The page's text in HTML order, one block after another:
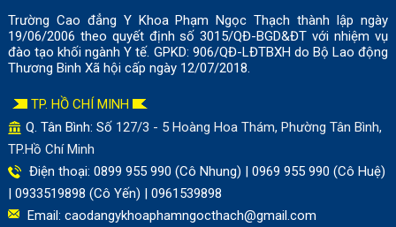
Trường Cao đẳng Y Khoa Phạm Ngọc Thạch thành lập ngày
19/06/2006 theo quyết định số 3015/QĐ-BGD&ĐT với nhiệm vụ
đào tạo khối ngành Y tế. GPKD: 906/QĐ-LĐTBXH do Bộ Lao động
Thương Binh Xã hội cấp ngày 12/07/2018.
TP. HỒ CHÍ MINH
Q. Tân Bình: Số 127/3 - 5 Hoàng Hoa Thám, Phường Tân Bình,
TP.Hồ Chí Minh
Điện thoại: 0899 955 990 (Cô Nhung) | 0969 955 990 (Cô Huệ)
| 0933519898 (Cô Yến) | 0961539898
Email: caodangykhoaphamngocthach@gmail.com